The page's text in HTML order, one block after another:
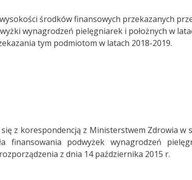
środków finansowych przekazanych
wynagrodzeń pielęgniarek i położnych w
tym podmiotom w latach 2018-2019.
z korespondencją z Ministerstwem Zdrowia w
finansowania podwyżek wynagrodzeń
z dnia 14 października 2015 r.